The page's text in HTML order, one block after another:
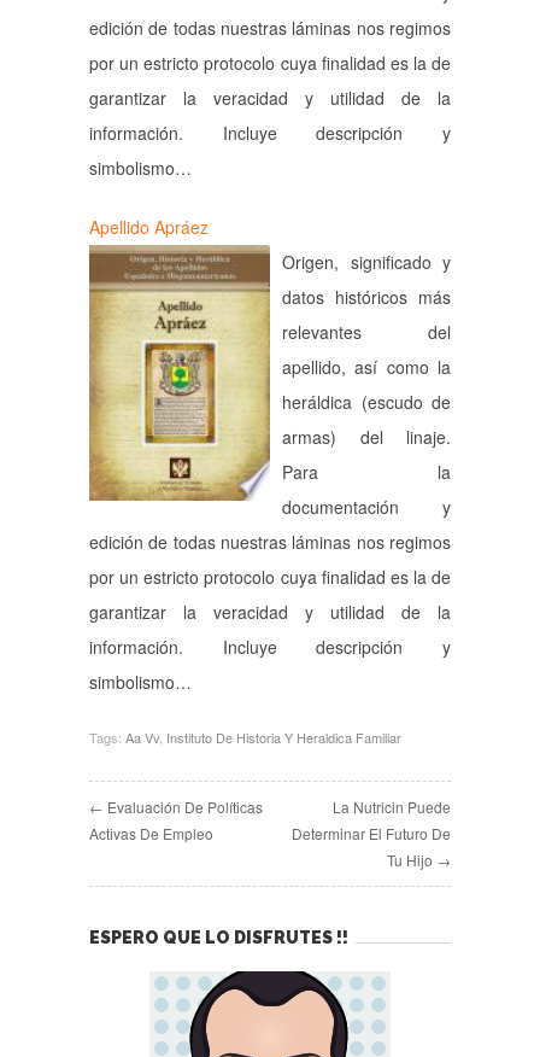
edición de todas nuestras láminas nos regimos
por un estricto protocolo cuya finalidad es la de
garantizar la veracidad y utilidad de la
información. Incluye descripción y
simbolismo…
Apellido Apráez
Origen, significado y
datos históricos más
relevantes del
apellido, así como la
heráldica (escudo de
armas) del linaje.
Para la
documentación y
edición de todas nuestras láminas nos regimos
por un estricto protocolo cuya finalidad es la de
garantizar la veracidad y utilidad de la
información. Incluye descripción y
simbolismo…
Tags: Aa Vv Instituto De Historia Y Heraldica Familiar
← Evaluación De Políticas
Activas De Empleo
La Nutricin Puede
Determinar El Futuro De
Tu Hijo →
ESPERO QUE LO DISFRUTES !!